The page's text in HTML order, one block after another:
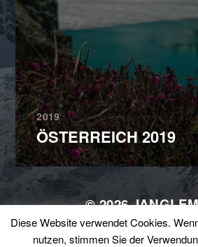
2019
ÖSTERREICH 2019
© 2026
THEMA VONANDERS
Diese Website verwendet Cookies.
nutzen, stimmen Sie der